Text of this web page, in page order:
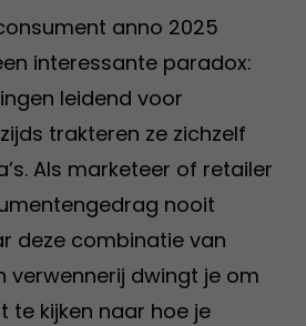
anno 2025
interessante paradox:
leidend voor
trakteren ze zichzelf
Als marketeer of retailer
nooit
deze combinatie van
verwennerij dwingt je om
te kijken naar hoe je